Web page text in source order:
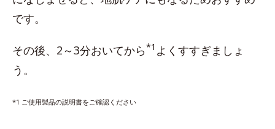
です。
その後、2～3分おいてから*1 よくすすぎましょ
う。
*1 ご使用製品の説明書をご確認ください